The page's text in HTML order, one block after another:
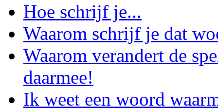
Hoe schrijf je...
Waarom schrijf je dat
Waarom verandert de
daarmee!
Ik weet een woord